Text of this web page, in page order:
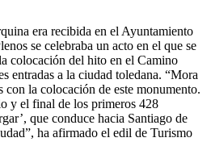
era recibida en el Ayuntamiento
se celebraba un acto en el que se
colocación del hito en el Camino
entradas a la ciudad toledana. “Mora
con la colocación de este monumento.
y el final de los primeros 428
que conduce hacia Santiago de
ha afirmado el edil de Turismo